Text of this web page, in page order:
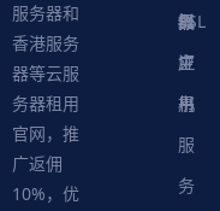
服务器和
香港服务
器等云服
务器租用
官网，推
广返佣
10%，优
器
器
级
应
用
服
务
拟
主
机
SSL
证
书